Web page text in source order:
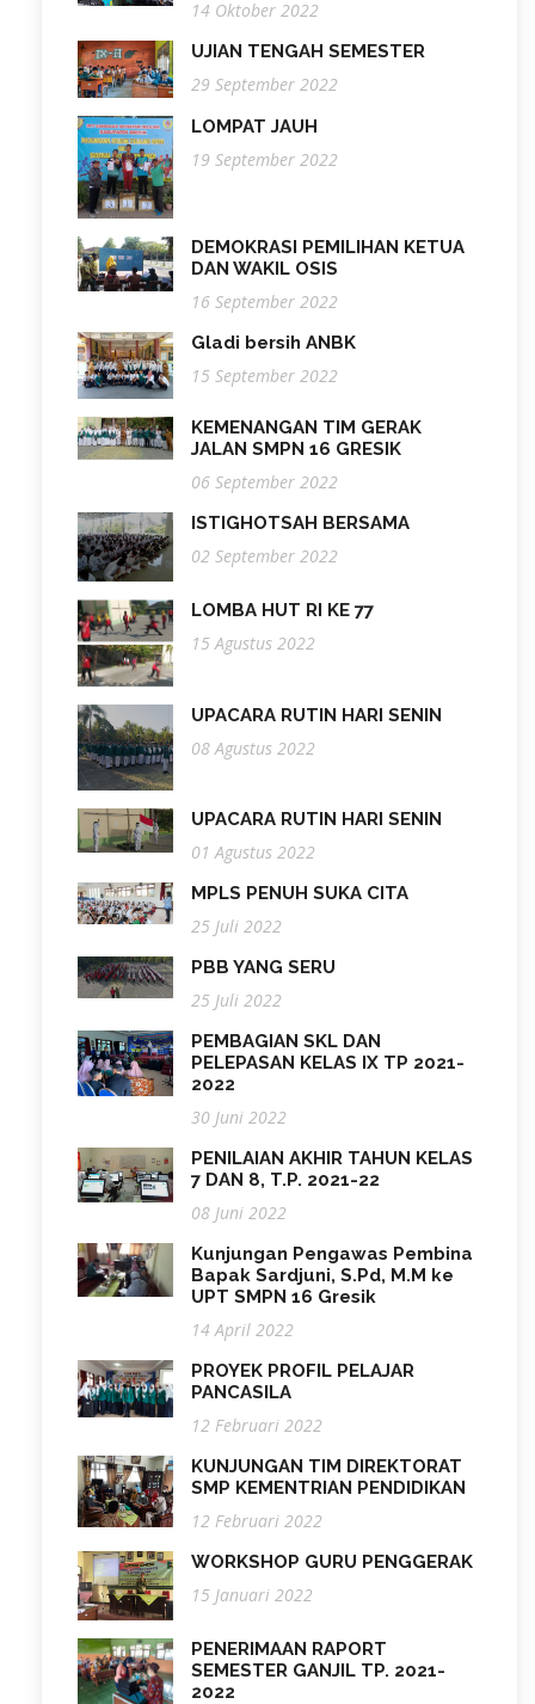
14 Oktober 2022
UJIAN TENGAH SEMESTER
29 September 2022
LOMPAT JAUH
19 September 2022
DEMOKRASI PEMILIHAN KETUA
DAN WAKIL OSIS
16 September 2022
Gladi bersih ANBK
15 September 2022
KEMENANGAN TIM GERAK
JALAN SMPN 16 GRESIK
06 September 2022
ISTIGHOTSAH BERSAMA
02 September 2022
LOMBA HUT RI KE 77
15 Agustus 2022
UPACARA RUTIN HARI SENIN
08 Agustus 2022
UPACARA RUTIN HARI SENIN
01 Agustus 2022
MPLS PENUH SUKA CITA
25 Juli 2022
PBB YANG SERU
25 Juli 2022
PEMBAGIAN SKL DAN
PELEPASAN KELAS IX TP 2021-
2022
30 Juni 2022
PENILAIAN AKHIR TAHUN KELAS
7 DAN 8, T.P. 2021-22
08 Juni 2022
Kunjungan Pengawas Pembina
Bapak Sardjuni, S.Pd, M.M ke
UPT SMPN 16 Gresik
14 April 2022
PROYEK PROFIL PELAJAR
PANCASILA
12 Februari 2022
KUNJUNGAN TIM DIREKTORAT
SMP KEMENTRIAN PENDIDIKAN
12 Februari 2022
WORKSHOP GURU PENGGERAK
15 Januari 2022
PENERIMAAN RAPORT
SEMESTER GANJIL TP. 2021-
2022